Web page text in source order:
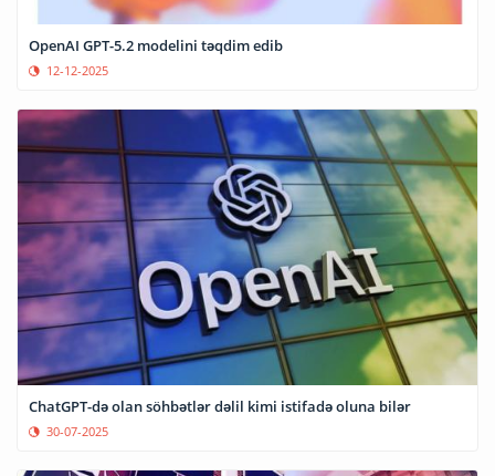
OpenAI GPT-5.2 modelini təqdim edib
12-12-2025
ChatGPT-də olan söhbətlər dəlil kimi istifadə oluna bilər
30-07-2025